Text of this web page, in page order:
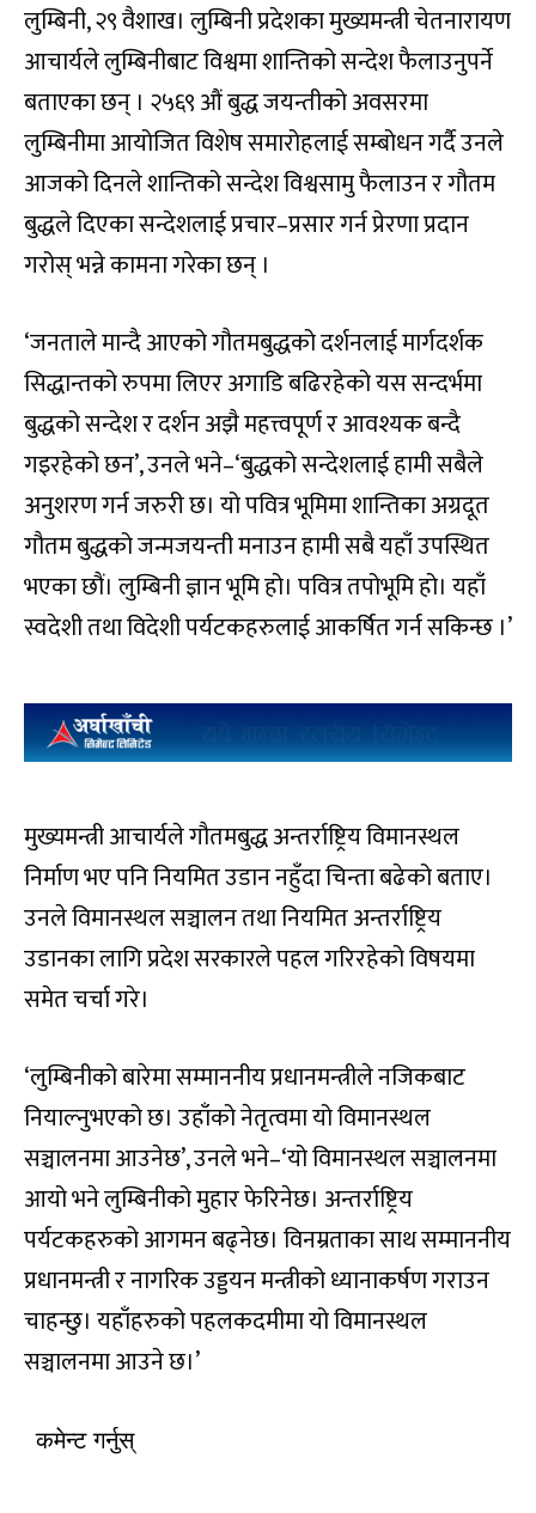
लुम्बिनी, २९ वैशाख। लुम्बिनी प्रदेशका मुख्यमन्त्री चेतनारायण
आचार्यले लुम्बिनीबाट विश्वमा शान्तिको सन्देश फैलाउनुपर्ने
बताएका छन् । २५६९ औं बुद्ध जयन्तीको अवसरमा
लुम्बिनीमा आयोजित विशेष समारोहलाई सम्बोधन गर्दै उनले
आजको दिनले शान्तिको सन्देश विश्वसामु फैलाउन र गौतम
बुद्धले दिएका सन्देशलाई प्रचार–प्रसार गर्न प्रेरणा प्रदान
गरोस् भन्ने कामना गरेका छन् ।
‘जनताले मान्दै आएको गौतमबुद्धको दर्शनलाई मार्गदर्शक
सिद्धान्तको रुपमा लिएर अगाडि बढिरहेको यस सन्दर्भमा
बुद्धको सन्देश र दर्शन अझै महत्त्वपूर्ण र आवश्यक बन्दै
गइरहेको छन’, उनले भने–‘बुद्धको सन्देशलाई हामी सबैले
अनुशरण गर्न जरुरी छ। यो पवित्र भूमिमा शान्तिका अग्रदूत
गौतम बुद्धको जन्मजयन्ती मनाउन हामी सबै यहाँ उपस्थित
भएका छौं। लुम्बिनी ज्ञान भूमि हो। पवित्र तपोभूमि हो। यहाँ
स्वदेशी तथा विदेशी पर्यटकहरुलाई आकर्षित गर्न सकिन्छ ।’
मुख्यमन्त्री आचार्यले गौतमबुद्ध अन्तर्राष्ट्रिय विमानस्थल
निर्माण भए पनि नियमित उडान नहुँदा चिन्ता बढेको बताए।
उनले विमानस्थल सञ्चालन तथा नियमित अन्तर्राष्ट्रिय
उडानका लागि प्रदेश सरकारले पहल गरिरहेको विषयमा
समेत चर्चा गरे।
‘लुम्बिनीको बारेमा सम्माननीय प्रधानमन्त्रीले नजिकबाट
नियाल्नुभएको छ। उहाँको नेतृत्वमा यो विमानस्थल
सञ्चालनमा आउनेछ’, उनले भने–‘यो विमानस्थल सञ्चालनमा
आयो भने लुम्बिनीको मुहार फेरिनेछ। अन्तर्राष्ट्रिय
पर्यटकहरुको आगमन बढ्नेछ। विनम्रताका साथ सम्माननीय
प्रधानमन्त्री र नागरिक उड्डयन मन्त्रीको ध्यानाकर्षण गराउन
चाहन्छु। यहाँहरुको पहलकदमीमा यो विमानस्थल
सञ्चालनमा आउने छ।’
कमेन्ट गर्नुस्